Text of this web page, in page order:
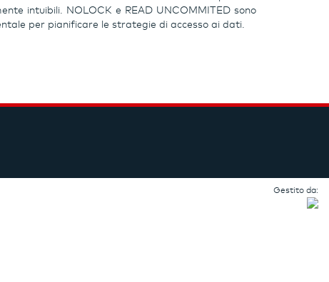
intuibili. NOLOCK e READ UNCOMMITED sono
per pianificare le strategie di accesso ai dati.
Gestito da: